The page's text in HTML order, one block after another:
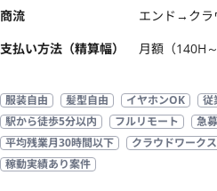
商流
エンド→クラ
支払い方法（精算幅）
月額（140H
服装自由 髪型自由 イヤホンOK
従
駅から徒歩5分以内
フルリモート 急
平均残業月30時間以下
クラウドワーク
稼動実績あり案件